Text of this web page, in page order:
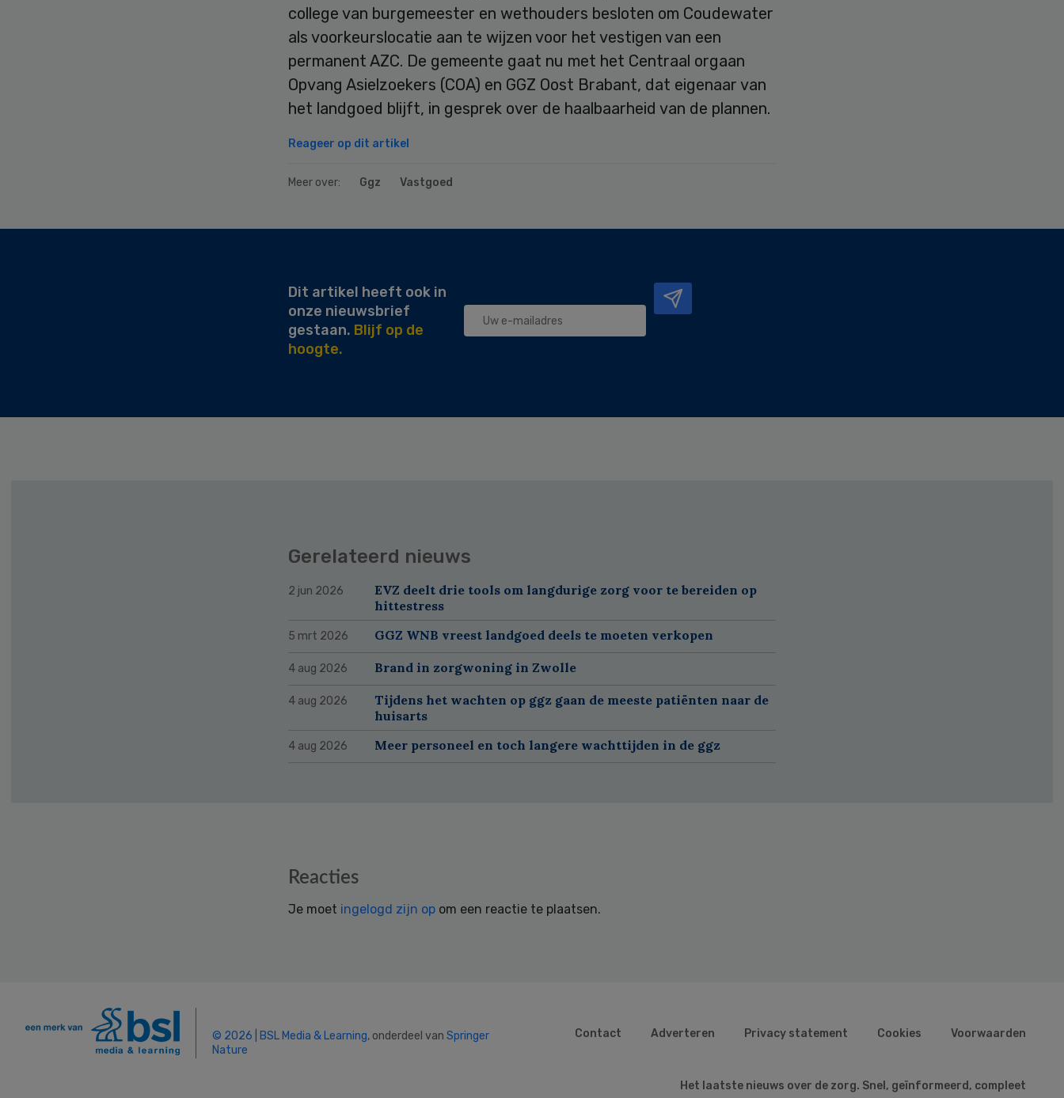
college van burgemeester en wethouders besloten om Coudewater
als voorkeurslocatie aan te wijzen voor het vestigen van een
permanent AZC. De gemeente gaat nu met het Centraal orgaan
Opvang Asielzoekers (COA) en GGZ Oost Brabant, dat eigenaar van
het landgoed blijft, in gesprek over de haalbaarheid van de plannen.
Reageer op dit artikel
Meer over: Ggz Vastgoed
Dit artikel heeft ook in
onze nieuwsbrief
gestaan. Blijf op de
hoogte.
Gerelateerd nieuws
2 jun 2026
EVZ deelt drie tools om langdurige zorg voor te bereiden op
hittestress
5 mrt 2026 GGZ WNB vreest landgoed deels te moeten verkopen
4 aug 2026 Brand in zorgwoning in Zwolle
4 aug 2026
Tijdens het wachten op ggz gaan de meeste patiënten naar de
huisarts
4 aug 2026 Meer personeel en toch langere wachttijden in de ggz
Reacties
Je moet ingelogd zijn op om een reactie te plaatsen.
© 2026 | BSL Media & Learning, onderdeel van Springer
Nature
Contact Adverteren Privacy statement Cookies Voorwaarden
Het laatste nieuws over de zorg. Snel, geïnformeerd, compleet